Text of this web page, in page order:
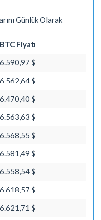
Günlük Olarak
BTC Fiyatı
6.590,97 $
6.562,64 $
6.470,40 $
6.563,63 $
6.568,55 $
6.581,49 $
6.558,54 $
6.618,57 $
6.621,71 $